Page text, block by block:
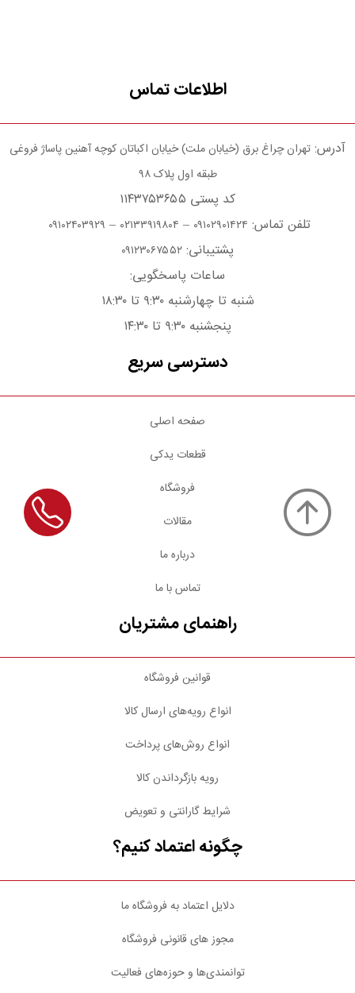
اطلاعات تماس
آدرس: تهران چراغ برق (خیابان ملت) خیابان اکباتان کوچه آهنین پاساژ فروغی
طبقه اول پلاک ۹۸
کد پستی ۱۱۴۳۷۵۳۶۵۵
تلفن تماس: ۰۹۱۰۲۹۰۱۴۲۴ – ۰۲۱۳۳۹۱۹۸۰۴ – ۰۹۱۰۲۴۰۳۹۲۹
پشتیبانی: ۰۹۱۲۳۰۶۷۵۵۲
ساعات پاسخگویی:
شنبه تا چهارشنبه ۹:۳۰ تا ۱۸:۳۰
پنجشنبه ۹:۳۰ تا ۱۴:۳۰
دسترسی سریع
صفحه اصلی
قطعات یدکی
فروشگاه
مقالات
درباره ما
تماس با ما
راهنمای مشتریان
قوانین فروشگاه
انواع رویه‌های ارسال کالا
انواع روش‌های پرداخت
رویه بازگرداندن کالا
شرایط گارانتی و تعویض
چگونه اعتماد کنیم؟
دلایل اعتماد به فروشگاه ما
مجوز های قانونی فروشگاه
توانمندی‌ها و حوزه‌های فعالیت